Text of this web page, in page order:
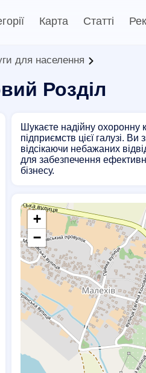
Карта Статті
для населення
Розділ
Шукаєте надійну охоронну
підприємств цієї галузі.
відсікаючи небажаних
для забезпечення
бізнесу.
+
−